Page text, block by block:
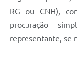
RG ou CNH),
procuração
representante, se